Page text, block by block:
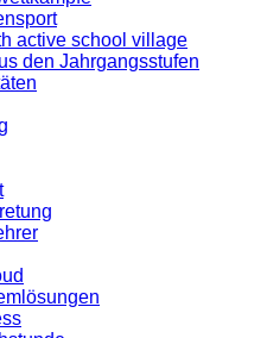
active school village
den Jahrgangsstufen